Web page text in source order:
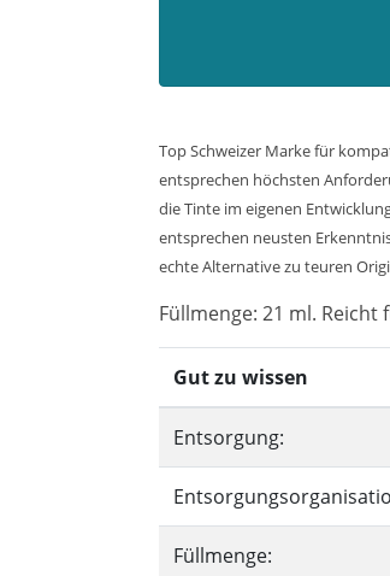
Top Schweizer Marke für
entsprechen höchsten
die Tinte im eigenen
entsprechen neusten
echte Alternative zu teuren
Füllmenge: 21 ml. Reicht
Gut zu wissen
Entsorgung:
Füllmenge: